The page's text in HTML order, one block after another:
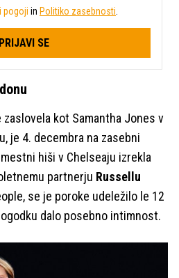
pogoji in Politiko zasebnosti
PRIJAVI SE
zaslovela kot Samantha Jones v
je 4. decembra na zasebni
hiši v Chelseaju izrekla
partnerju Russellu
se je poroke udeležilo le 12
dalo posebno intimnost.